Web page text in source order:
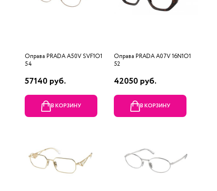
Оправа PRADA A50V SVF1O1
54
57140 руб.
В КОРЗИНУ
Оправа PRADA A07V 16N1O1
52
42050 руб.
В КОРЗИНУ